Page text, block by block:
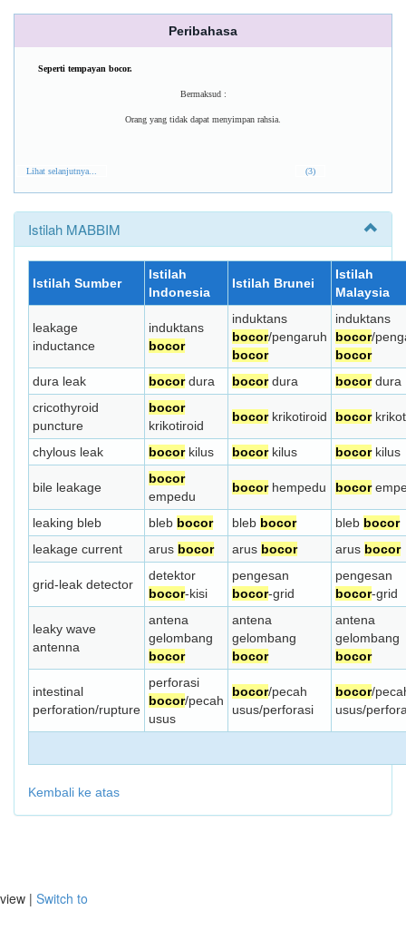
Peribahasa
Seperti tempayan bocor.
Bermaksud :
Orang yang tidak dapat menyimpan rahsia.
Lihat selanjutnya... (3)
Istilah MABBIM
Istilah Sumber
Istilah
Indonesia
Istilah Brunei
Istilah
Malaysia
leakage
inductance
induktans
bocor
induktans
bocor/pengaruh
bocor
induktans
bocor/
bocor
dura leak
bocordura bocordura bocordura
cricothyroid
puncture
bocor
krikotiroid
bocorkrikotiroid bocor
chylous leak bocorkilus bocorkilus bocorkilus
bile leakage
bocor
empedu
bocorhempedu bocor
leaking bleb bleb bocor bleb bocor bleb bocor
leakage current
arus bocor arus bocor arus bocor
grid-leak detector
detektor
bocor-kisi
pengesan
bocor-grid
pengesan
bocor-grid
leaky wave
antenna
antena
gelombang
bocor
antena
gelombang
bocor
antena
gelombang
bocor
intestinal
perforation/rupture
perforasi
bocor/pecah
usus
bocor/pecah
usus/perforasi
bocor/
usus/
Kembali ke atas
view | Switch to